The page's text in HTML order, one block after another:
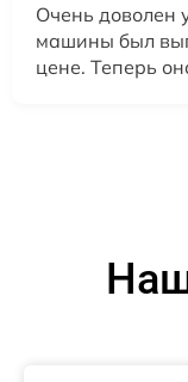
Очень доволен
машины был
цене. Теперь